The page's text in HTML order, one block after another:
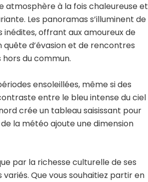
atmosphère à la fois chaleureuse et
Les panoramas s’illuminent de
offrant aux amoureux de
quête d’évasion et de rencontres
du commun.
ensoleillées, même si des
entre le bleu intense du ciel
crée un tableau saisissant pour
la météo ajoute une dimension
par la richesse culturelle de ses
Que vous souhaitiez partir en